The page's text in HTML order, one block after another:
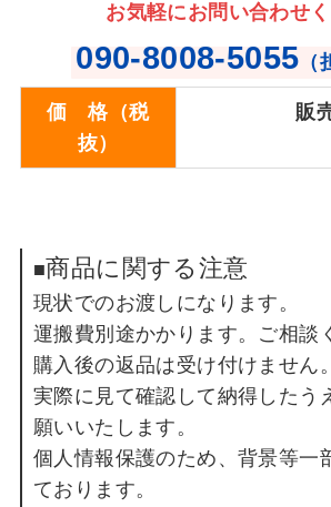
お気軽にお問い合わせ
090-8008-5055 （
価 格（税
抜）
販
■商品に関する注意
現状でのお渡しになります。
運搬費別途かかります。ご相談
購入後の返品は受け付けません。
実際に見て確認して納得したう
願いいたします。
個人情報保護のため、背景等一
ております。